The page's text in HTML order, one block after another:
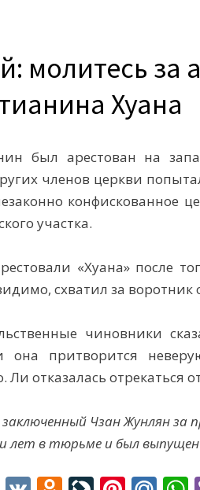
молитесь за
Хуана
был арестован на
членов церкви
конфискованное
участка.
«Хуана» после
схватил за воротник
чиновники
она притворится
Ли отказалась отрекаться
Чзан Жунлян за
лет в тюрьме и был выпущен